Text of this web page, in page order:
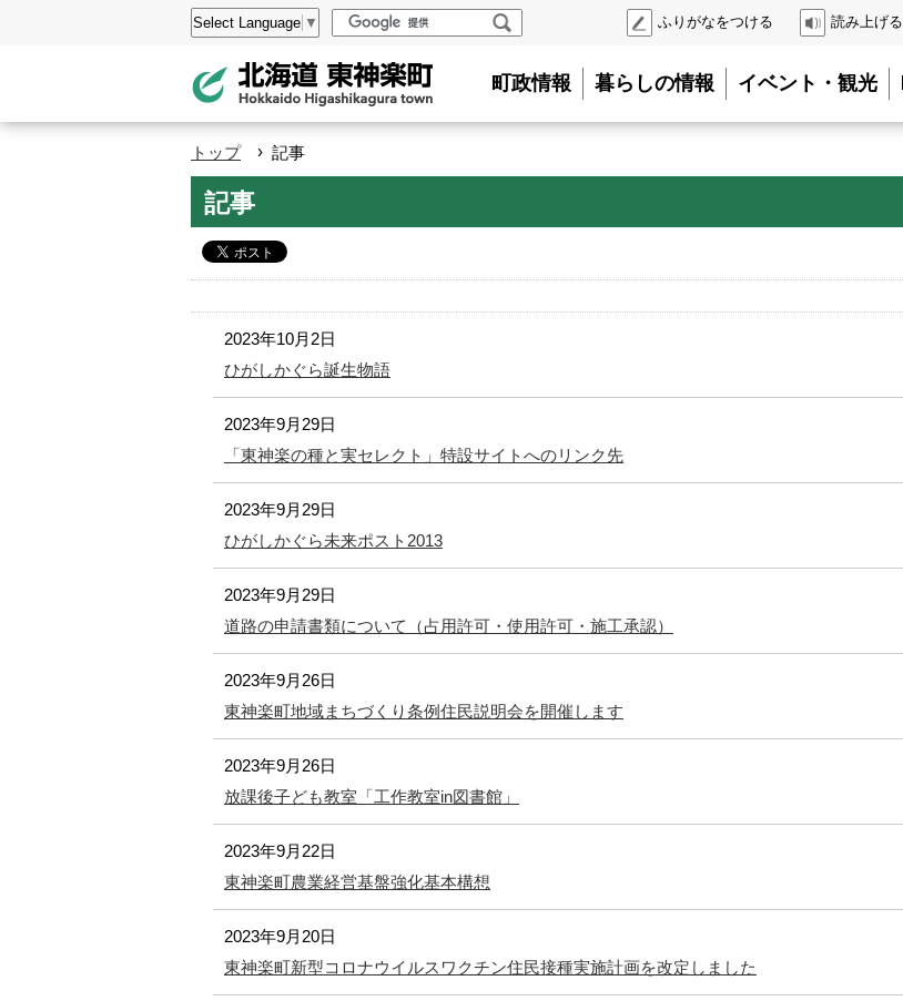
設
Select Language ▼
索
ふりがなをつける 読み上げる
町政情報 暮らしの情報 イベント・観光
トップ › 記事
記事
2023年10月2日
ひがしかぐら誕生物語
2023年9月29日
「東神楽の種と実セレクト」特設サイトへのリンク先
2023年9月29日
ひがしかぐら未来ポスト2013
2023年9月29日
道路の申請書類について（占用許可・使用許可・施工承認）
2023年9月26日
東神楽町地域まちづくり条例住民説明会を開催します
2023年9月26日
放課後子ども教室「工作教室in図書館」
2023年9月22日
東神楽町農業経営基盤強化基本構想
2023年9月20日
東神楽町新型コロナウイルスワクチン住民接種実施計画を改定しました
ペ
ー
ジ